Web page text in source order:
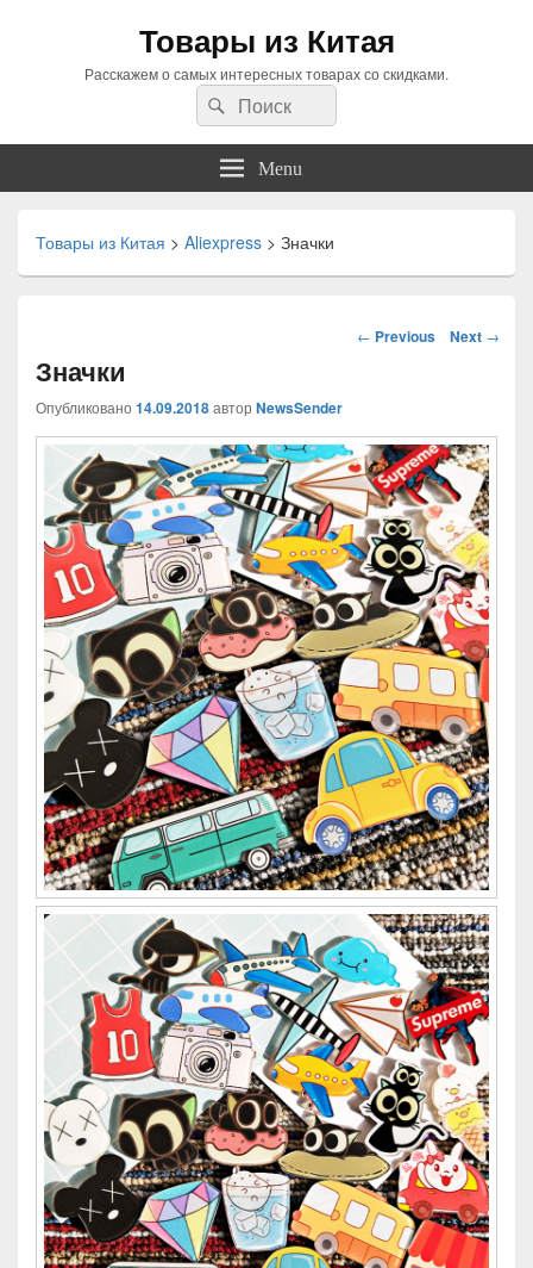
Товары из Китая
Расскажем о самых интересных товарах со скидками.
Search
for:
Search
Menu
Товары из Китая > Aliexpress > Значки
Навигация
← Previous Next →
Значки
Опубликовано 14.09.2018автор NewsSender